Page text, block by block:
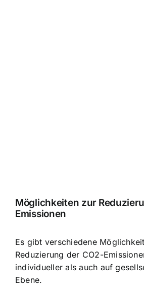
Möglichkeiten zur
Emissionen
Es gibt verschiedene
Reduzierung der CO2-
individueller als auch auf
Ebene.